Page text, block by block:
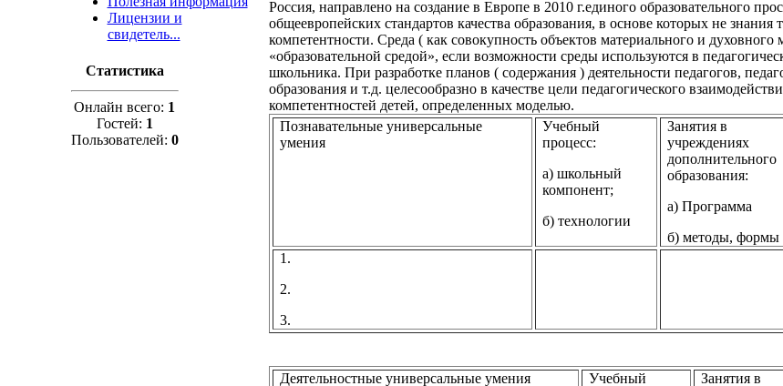
Лицензии и
свидетель...
Статистика
Онлайн всего: 1
Гостей: 1
Пользователей: 0
Россия, направлено на создание в Европе в 2010 г.единого образовательного
общеевропейских стандартов качества образования, в основе которых не знания
компетентности. Среда ( как совокупность объектов материального и духовного
«образовательной средой», если возможности среды используются в
школьника. При разработке планов ( содержания ) деятельности педагогов,
образования и т.д. целесообразно в качестве цели педагогического
компетентностей детей, определенных моделью.
Познавательные универсальные
умения
Учебный
процесс:
а) школьный
компонент;
б) технологии
Занятия в
учреждениях
дополнительного
образования:
а) Программа
б) методы, формы
1.
2.
3.
Деятельностные универсальные умения
Учебный
Занятия в